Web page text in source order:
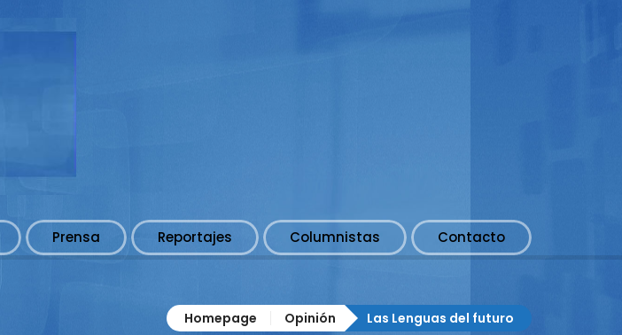
Prensa Reportajes Columnistas Contacto
Homepage Opinión Las Lenguas del futuro